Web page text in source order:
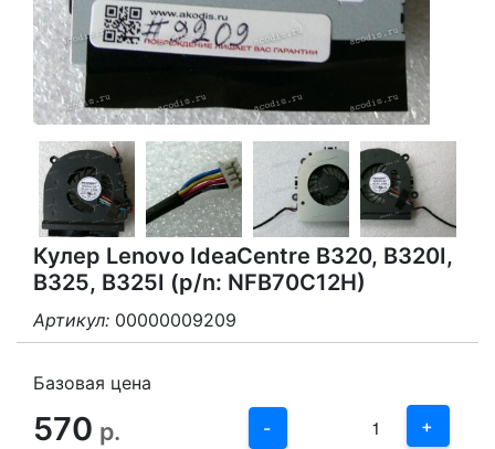
Кулер Lenovo IdeaCentre B320, B320I,
B325, B325I (p/n: NFB70C12H)
Артикул: 00000009209
Базовая цена
570 р. -
3
1
+